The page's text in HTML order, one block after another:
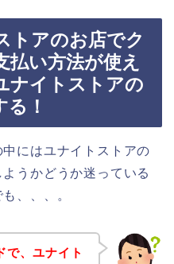
トアのお店でク
払い方法が使え
ナイトストアの
！
にはユナイトストアの
うかどうか迷っている
、、、。
で、ユナイト